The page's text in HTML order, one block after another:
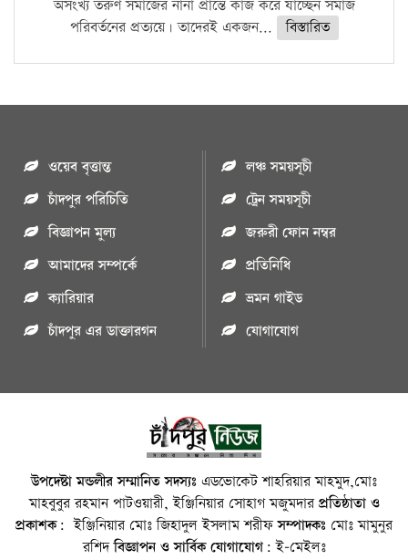
অসংখ্য তরুণ সমাজের নানা প্রান্তে কাজ করে যাচ্ছেন সমাজ
পরিবর্তনের প্রত্যয়ে। তাদেরই একজন...
বিস্তারিত
ওয়েব বৃত্তান্ত
চাঁদপুর পরিচিতি
বিজ্ঞাপন মুল্য
আমাদের সম্পর্কে
ক্যারিয়ার
চাঁদপুর এর ডাক্তারগন
লঞ্চ সময়সূচী
ট্রেন সময়সূচী
জরুরী ফোন নম্বর
প্রতিনিধি
ভ্রমন গাইড
যোগাযোগ
উপদেষ্টা মন্ডলীর সম্মানিত সদস্যঃ এডভোকেট শাহরিয়ার মাহমুদ,মোঃ
মাহবুবুর রহমান পাটওয়ারী, ইঞ্জিনিয়ার সোহাগ মজুমদারপ্রতিষ্ঠাতা ও
প্রকাশক: ইঞ্জিনিয়ার মোঃ জিহাদুল ইসলাম শরীফসম্পাদকঃ মোঃ মামুনুর
রশিদবিজ্ঞাপন ও সার্বিক যোগাযোগ: ই-মেইলঃ